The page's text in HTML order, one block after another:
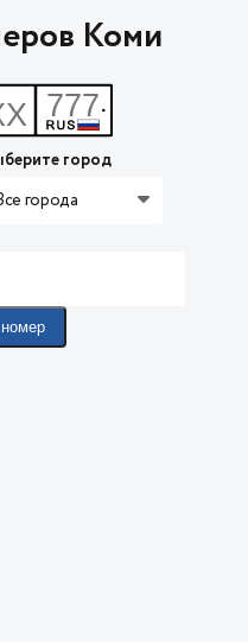
Коми
город
города